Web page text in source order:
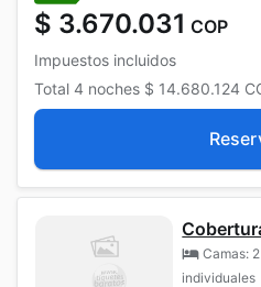
$ 3.670.031 COP
Impuestos incluidos
Total 4 noches $ 14.680.124
Camas:
individuales